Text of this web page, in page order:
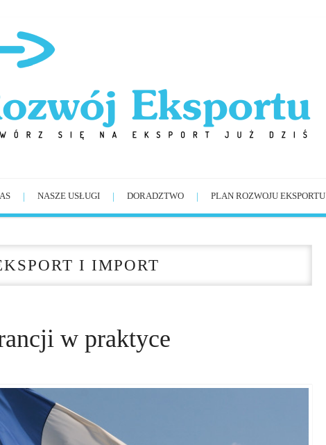
NASZE USŁUGI DORADZTWO PLAN ROZWOJU EKSPORTU
I IMPORT
w praktyce